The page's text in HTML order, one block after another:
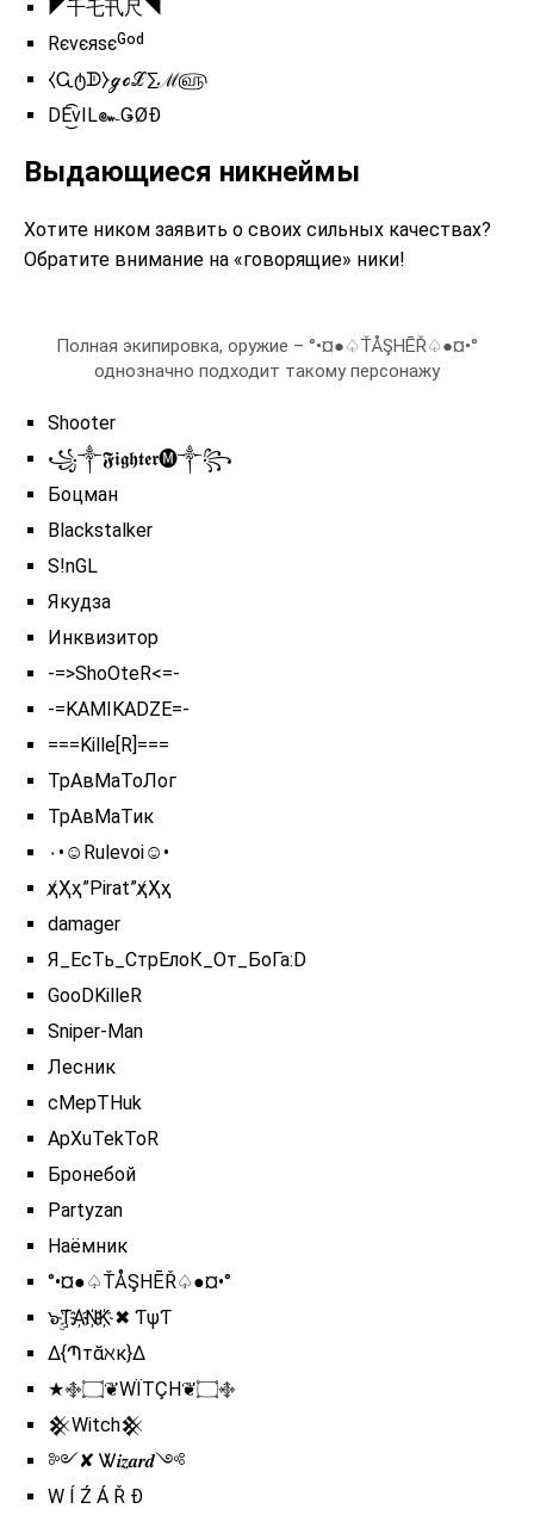
◤千乇卂尺◥
Rєνєяѕєᴳᵒᵈ
⧼Ꮹტᗫ⧽ℊℴℒ∑ℳ௵
DE͜͡vIL๛ǤØĐ
Выдающиеся никнеймы
Хотите ником заявить о своих сильных качествах?
Обратите внимание на «говорящие» ники!
Полная экипировка, оружие – °•¤●♤ŤÅŞHĒŘ♤●¤•°
однозначно подходит такому персонажу
Shooter
꧁༒𝕱𝖎𝖌𝖍𝖙𝖊𝖗🅜༒꧂
Боцман
Blackstalker
S!nGL
Якудза
Инквизитор
-=>ShoOteR<=-
-=KAMIKADZE=-
===Kille[R]===
ТрАвМаТоЛог
ТрАвМаТик
٠•☺Rulevoi☺•
ҳ̸Ҳ̸ҳ”Pirat”ҳ̸Ҳ̸ҳ
damager
Я_ЕсТь_СтрЕлоК_От_БоГа:D
GooDKilleR
Sniper-Man
Лесник
cMepTHuk
ApXuTekToR
Бронебой
Partyzan
Наёмник
°•¤●♤ŤÅŞHĒŘ♤●¤•°
๖ۣT҉A҉N҉K҉ ✖ ƬψƬ
∆{Պтᾰℵк}∆
★࿇۝❦WÏTÇH❦۝࿇
𒆜Witch𒆜
༻✘ Ꮤ𝒊𝒛𝒂𝒓𝒅༺
W Í Ź Á Ř Đ